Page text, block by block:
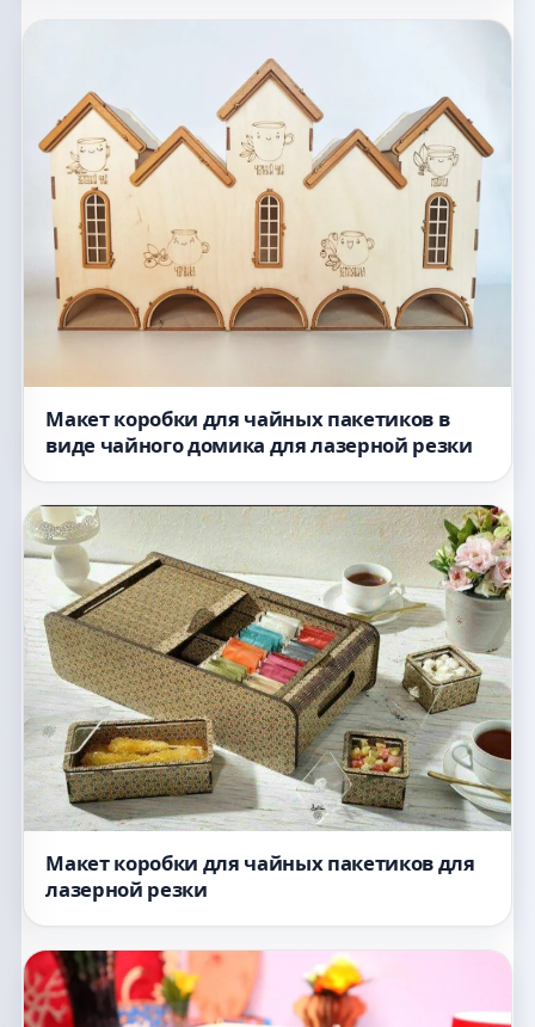
Макет коробки для чайных пакетиков в
виде чайного домика для лазерной резки
Макет коробки для чайных пакетиков для
лазерной резки